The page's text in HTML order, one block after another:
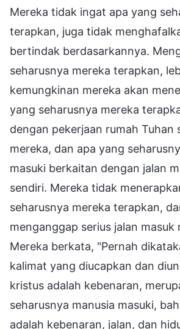
Mereka tidak ingat apa yang
terapkan, juga tidak
bertindak berdasarkannya.
seharusnya mereka terapkan,
kemungkinan mereka akan
yang seharusnya mereka
dengan pekerjaan rumah Tuhan
mereka, dan apa yang
masuki berkaitan dengan jalan
sendiri. Mereka tidak
seharusnya mereka terapkan,
menganggap serius jalan masuk
Mereka berkata, "Pernah
kalimat yang diucapkan dan
kristus adalah kebenaran,
seharusnya manusia masuki,
adalah kebenaran, jalan, dan